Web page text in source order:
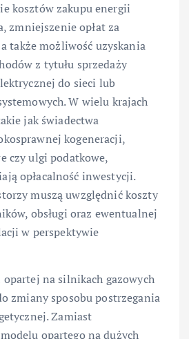
kosztów zakupu energii
zmniejszenie opłat za
także możliwość uzyskania
z tytułu sprzedaży
do sieci lub
W wielu krajach
jak świadectwa
kogeneracji,
czy ulgi podatkowe,
opłacalność inwestycji.
muszą uwzględnić koszty
obsługi oraz ewentualnej
w perspektywie
na silnikach gazowych
zmiany sposobu postrzegania
Zamiast
opartego na dużych